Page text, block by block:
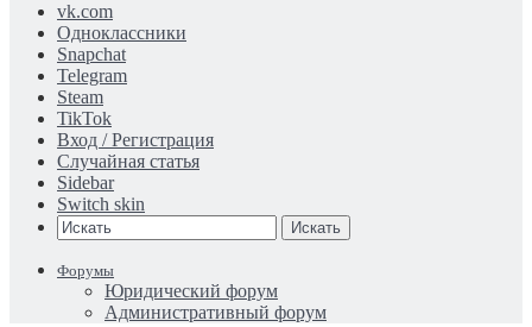
vk.com
Одноклассники
Snapchat
Telegram
Steam
TikTok
Вход / Регистрация
Случайная статья
Sidebar
Switch skin
Искать
Форумы
Юридический форум
Административный форум